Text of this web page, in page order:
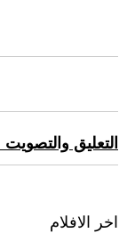
التعليق
اخر الافلام